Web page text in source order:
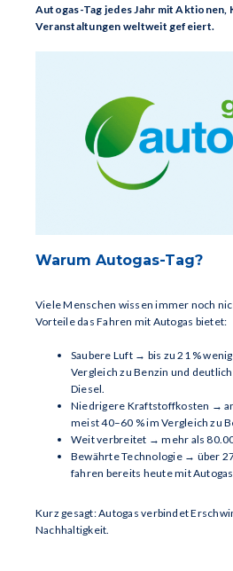
Autogas-Tag jedes Jahr mit Aktionen,
Veranstaltungen weltweit gefeiert.
Warum Autogas-Tag?
Viele Menschen wissen immer noch
Vorteile das Fahren mit Autogas bietet:
Saubere Luft → bis zu 21 %
Vergleich zu Benzin und
Diesel.
Niedrigere Kraftstoffkosten →
meist 40–60 % im Vergleich zu
Weit verbreitet → mehr als
Bewährte Technologie → über
fahren bereits heute mit
Kurz gesagt: Autogas verbindet
Nachhaltigkeit.